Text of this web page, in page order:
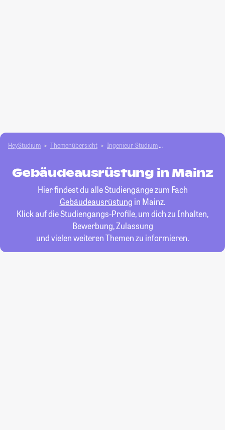
HeyStudium Themenübersicht Ingenieur-Studium
Gebäudeausrüstung in Mainz
Hier findest du alle Studiengänge zum Fach
Gebäudeausrüstung in Mainz.
Klick auf die Studiengangs-Profile, um dich zu Inhalten,
Bewerbung, Zulassung
und vielen weiteren Themen zu informieren.